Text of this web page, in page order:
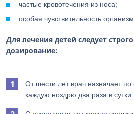
частые кровотечения из носа;
особая чувствительность
Для лечения детей следует
дозирование:
От шести лет врач назначает
каждую ноздрю два раза в сутки.